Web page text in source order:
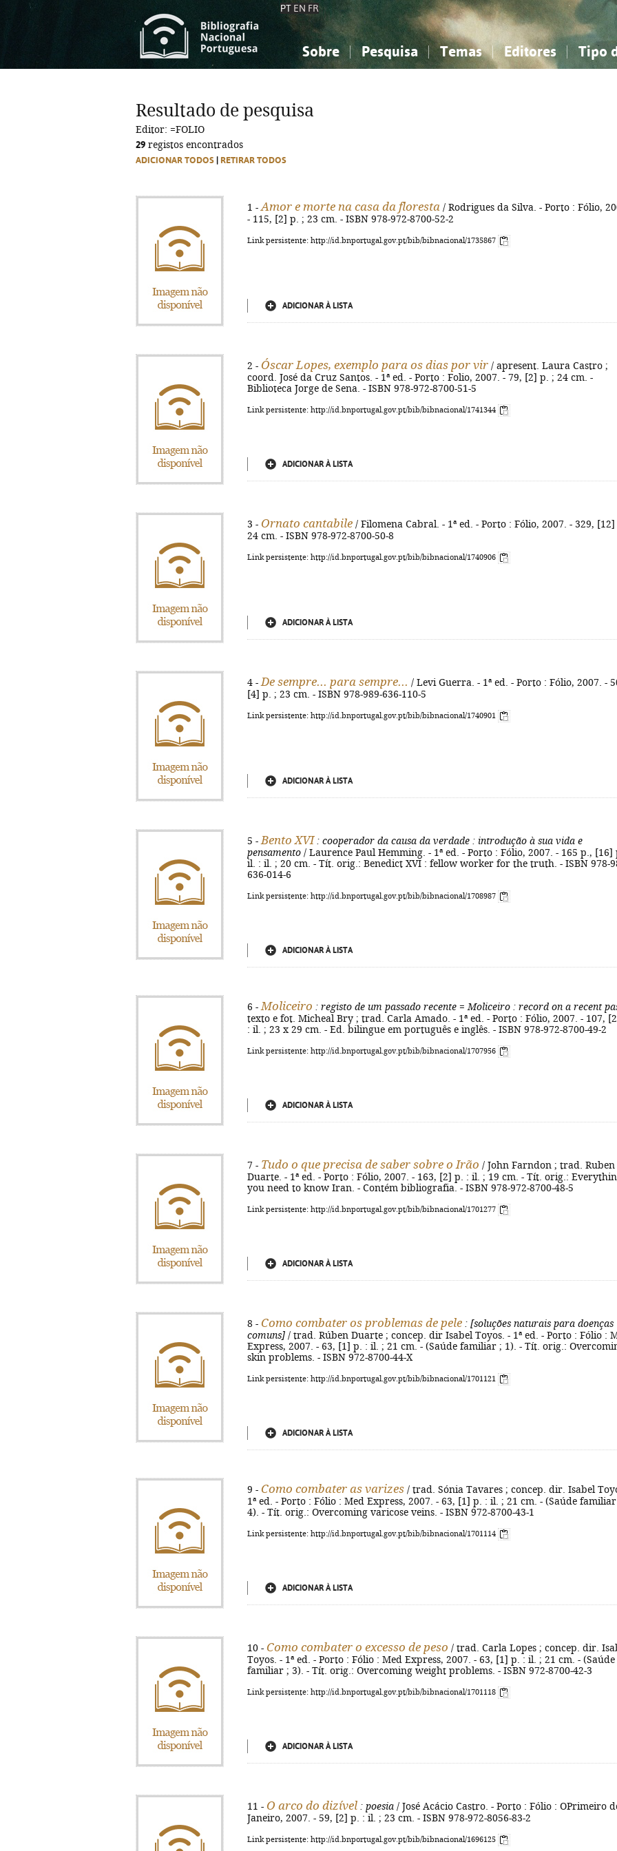
PT EN FR
Sobre Pesquisa Temas
Ciências sociais...
Editores Tipo
Ciências sociais...
Resultado de pesquisa
Editor: =FOLIO
29 registos encontrados
ADICIONAR TODOS RETIRAR TODOS
1 - Amor e morte na casa da floresta / Rodrigues da Silva. - Porto : Fólio,
- 115, [2] p. ; 23 cm. - ISBN 978-972-8700-52-2
Link persistente: http://id.bnportugal.gov.pt/bib/bibnacional/1735867
ADICIONAR À LISTA
2 - Óscar Lopes, exemplo para os dias por vir / apresent. Laura Castro ;
coord. José da Cruz Santos. - 1ª ed. - Porto : Folio, 2007. - 79, [2] p. ; 24 cm. -
Biblioteca Jorge de Sena. - ISBN 978-972-8700-51-5
Link persistente: http://id.bnportugal.gov.pt/bib/bibnacional/1741344
ADICIONAR À LISTA
3 - Ornato cantabile / Filomena Cabral. - 1ª ed. - Porto : Fólio, 2007. - 329, [12]
24 cm. - ISBN 978-972-8700-50-8
Link persistente: http://id.bnportugal.gov.pt/bib/bibnacional/1740906
ADICIONAR À LISTA
4 - De sempre... para sempre... / Levi Guerra. - 1ª ed. - Porto : Fólio, 2007. -
[4] p. ; 23 cm. - ISBN 978-989-636-110-5
Link persistente: http://id.bnportugal.gov.pt/bib/bibnacional/1740901
ADICIONAR À LISTA
5 - Bento XVI : cooperador da causa da verdade : introdução à sua vida e
pensamento / Laurence Paul Hemming. - 1ª ed. - Porto : Fólio, 2007. - 165 p., [16]
il. : il. ; 20 cm. - Tít. orig.: Benedict XVI : fellow worker for the truth. - ISBN 978-
636-014-6
Link persistente: http://id.bnportugal.gov.pt/bib/bibnacional/1708987
ADICIONAR À LISTA
6 - Moliceiro : registo de um passado recente = Moliceiro : record on a recent
texto e fot. Micheal Bry ; trad. Carla Amado. - 1ª ed. - Porto : Fólio, 2007. - 107,
: il. ; 23 x 29 cm. - Ed. bilingue em português e inglês. - ISBN 978-972-8700-49-2
Link persistente: http://id.bnportugal.gov.pt/bib/bibnacional/1707956
ADICIONAR À LISTA
7 - Tudo o que precisa de saber sobre o Irão / John Farndon ; trad. Ruben
Duarte. - 1ª ed. - Porto : Fólio, 2007. - 163, [2] p. : il. ; 19 cm. - Tít. orig.:
you need to know Iran. - Contém bibliografia. - ISBN 978-972-8700-48-5
Link persistente: http://id.bnportugal.gov.pt/bib/bibnacional/1701277
ADICIONAR À LISTA
8 - Como combater os problemas de pele : [soluções naturais para doenças
comuns] / trad. Rúben Duarte ; concep. dir Isabel Toyos. - 1ª ed. - Porto : Fólio :
Express, 2007. - 63, [1] p. : il. ; 21 cm. - (Saúde familiar ; 1). - Tít. orig.:
skin problems. - ISBN 972-8700-44-X
Link persistente: http://id.bnportugal.gov.pt/bib/bibnacional/1701121
ADICIONAR À LISTA
9 - Como combater as varizes / trad. Sónia Tavares ; concep. dir. Isabel
1ª ed. - Porto : Fólio : Med Express, 2007. - 63, [1] p. : il. ; 21 cm. - (Saúde
4). - Tít. orig.: Overcoming varicose veins. - ISBN 972-8700-43-1
Link persistente: http://id.bnportugal.gov.pt/bib/bibnacional/1701114
ADICIONAR À LISTA
10 - Como combater o excesso de peso / trad. Carla Lopes ; concep. dir.
Toyos. - 1ª ed. - Porto : Fólio : Med Express, 2007. - 63, [1] p. : il. ; 21 cm. - (Saúde
familiar ; 3). - Tít. orig.: Overcoming weight problems. - ISBN 972-8700-42-3
Link persistente: http://id.bnportugal.gov.pt/bib/bibnacional/1701118
ADICIONAR À LISTA
11 - O arco do dizível : poesia / José Acácio Castro. - Porto : Fólio : OPrimeiro
Janeiro, 2007. - 59, [2] p. : il. ; 23 cm. - ISBN 978-972-8056-83-2
Link persistente: http://id.bnportugal.gov.pt/bib/bibnacional/1696125